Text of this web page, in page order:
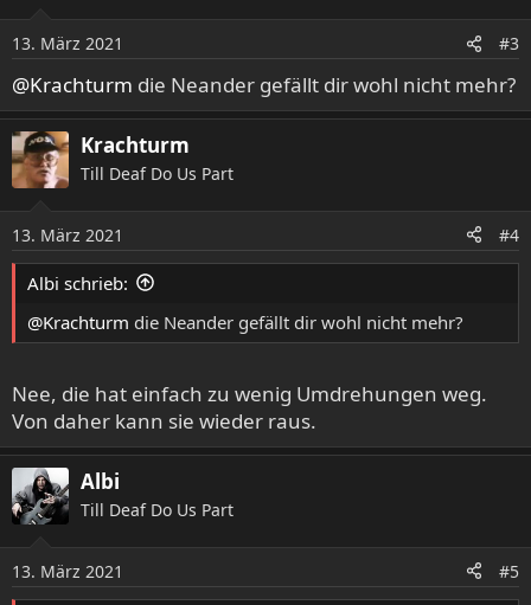
n
e
n
:
13. März 2021 #3
@Krachturm die Neander gefällt dir wohl nicht mehr?
Krachturm
Till Deaf Do Us Part
13. März 2021 #4
Albi schrieb:
@Krachturm die Neander gefällt dir wohl nicht mehr?
Nee, die hat einfach zu wenig Umdrehungen weg.
Von daher kann sie wieder raus.
Albi
Till Deaf Do Us Part
13. März 2021 #5